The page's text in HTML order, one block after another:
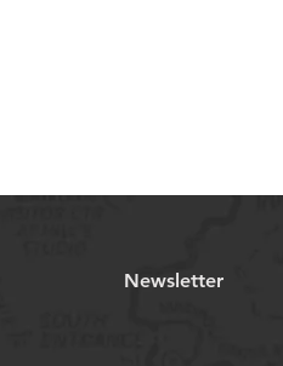
Newsletter